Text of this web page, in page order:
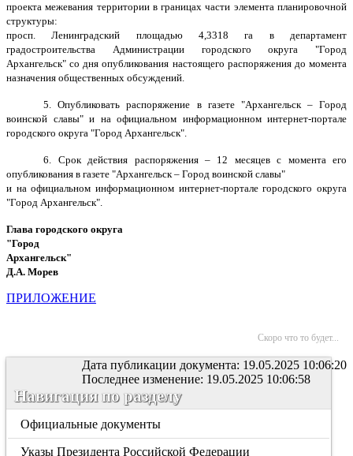
проекта межевания территории в границах части элемента планировочной
структуры:
просп. Ленинградский площадью 4,3318 га в департамент
градостроительства Администрации городского округа "Город
Архангельск" со дня опубликования настоящего распоряжения до момента
назначения общественных обсуждений.
5. Опубликовать распоряжение в газете "Архангельск – Город
воинской славы" и на официальном информационном интернет-портале
городского округа "Город Архангельск".
6. Срок действия распоряжения – 12 месяцев с момента его
опубликования в газете "Архангельск – Город воинской славы"
и на официальном информационном интернет-портале городского округа
"Город Архангельск".
Глава городского округа
"Город
Архангельск"
Д.А. Морев
ПРИЛОЖЕНИЕ
Скоро что то будет...
Дата публикации документа: 19.05.2025 10:06:20
Последнее изменение: 19.05.2025 10:06:58
Навигация по разделу
Официальные документы
Указы Президента Российской Федерации